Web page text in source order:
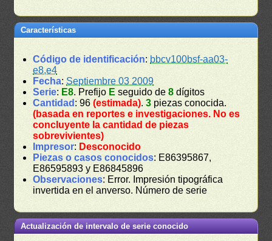
Características
Código de identificación: bbcv100bsf-aa03-
e8,e4
Fecha: Septiembre 03 2009
Serie: E8. Prefijo E seguido de8 dígitos
Cantidad : 96(estimada).3 piezas conocida.
(basada en reportes e investigaciones. No es
concluyente la cantidad de piezas
sobrevivientes)
Impresor: Desconocido
Piezas o casos conocidos: E86395867,
E86595893 y E86845896
Observaciones: Error. Impresión tipográfica
invertida en el anverso. Número de serie
Actualización de intervalo de serie conocido